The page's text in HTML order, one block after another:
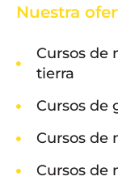
Nuestra
Cursos de
tierra
Cursos de
Cursos de
Cursos de